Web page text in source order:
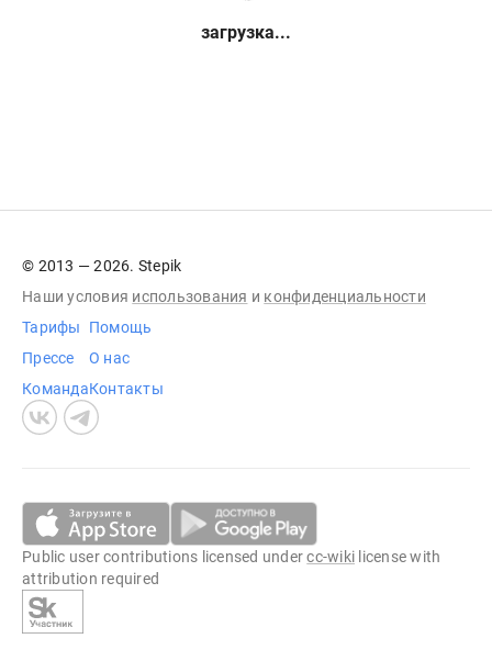
загрузка...
© 2013 — 2026. Stepik
Наши условия использования и конфиденциальности
Тарифы
Прессе
Команда
Помощь
О нас
Контакты
Public user contributions licensed undercc-wiki license with
attribution required